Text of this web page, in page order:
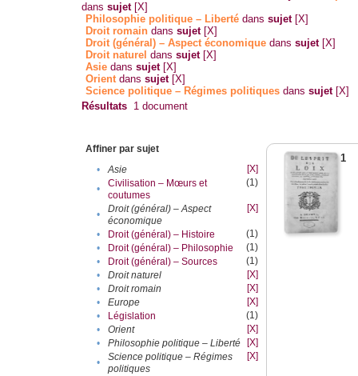
danssujet [X]
Philosophie politique – Liberté danssujet [X]
Droit romain danssujet [X]
Droit (général) – Aspect économique danssujet [X]
Droit naturel danssujet [X]
Asie danssujet [X]
Orientdanssujet [X]
Science politique – Régimes politiques danssujet [X]
Résultats 1 document
Affiner par sujet
•
Asie
[X]
•
Civilisation – Mœurs et
coutumes
(1)
•
Droit (général) – Aspect
économique
[X]
• Droit (général) – Histoire
(1)
•
Droit (général) – Philosophie
(1)
•
Droit (général) – Sources
(1)
•
Droit naturel
[X]
•
Droit romain
[X]
•
Europe
[X]
•
Législation
(1)
•
Orient
[X]
•
Philosophie politique – Liberté
[X]
•
Science politique – Régimes
politiques
[X]
1